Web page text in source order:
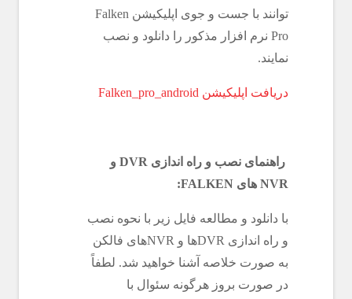
توانند با جست و جوی اپلیکیشن Falken
Pro نرم افزار مذکور را دانلود و نصب
نمایند.
دریافت اپلیکیشن Falken_pro_android
راهنمای نصب و راه اندازی DVR و
NVR های FALKEN:
با دانلود و مطالعه فایل زیر با نحوه نصب
و راه اندازی DVRها و NVRهای فالکن
به صورت خلاصه آشنا خواهید شد. لطفاً
در صورت بروز هرگونه سئوال با